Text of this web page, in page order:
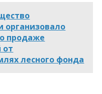
организовало
продаже
от
лесного фонда